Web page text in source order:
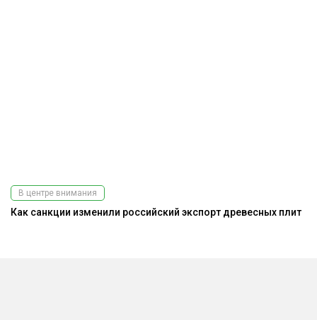
В центре внимания
Как санкции изменили российский экспорт древесных плит